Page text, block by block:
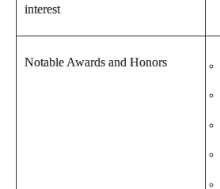
interest
Notable Awards and Honors